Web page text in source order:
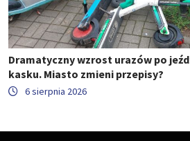
Dramatyczny wzrost urazów po
kasku. Miasto zmieni przepisy?
6 sierpnia 2026